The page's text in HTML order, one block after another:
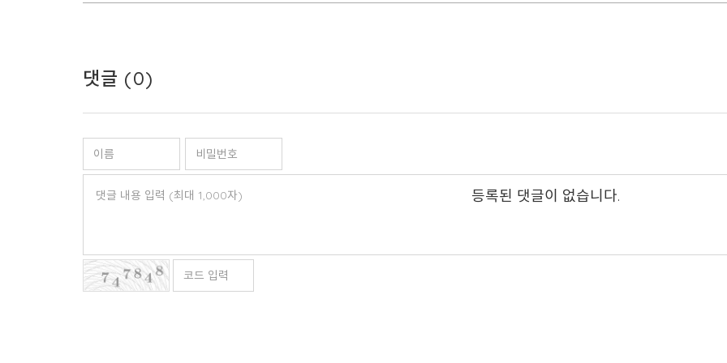
댓글 (0)
등록된 댓글이 없습니다.